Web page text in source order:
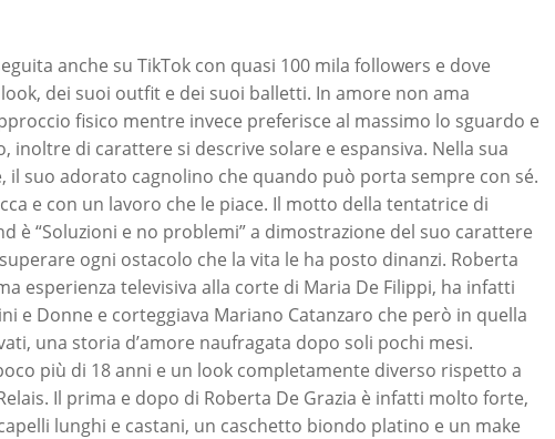
anche su TikTok con quasi 100 mila followers e dove
dei suoi outfit e dei suoi balletti. In amore non ama
fisico mentre invece preferisce al massimo lo sguardo e
inoltre di carattere si descrive solare e espansiva. Nella sua
il suo adorato cagnolino che quando può porta sempre con sé.
e con un lavoro che le piace. Il motto della tentatrice di
è “Soluzioni e no problemi” a dimostrazione del suo carattere
ogni ostacolo che la vita le ha posto dinanzi. Roberta
esperienza televisiva alla corte di Maria De Filippi, ha infatti
e Donne e corteggiava Mariano Catanzaro che però in quella
una storia d’amore naufragata dopo soli pochi mesi.
più di 18 anni e un look completamente diverso rispetto a
Il prima e dopo di Roberta De Grazia è infatti molto forte,
lunghi e castani, un caschetto biondo platino e un make